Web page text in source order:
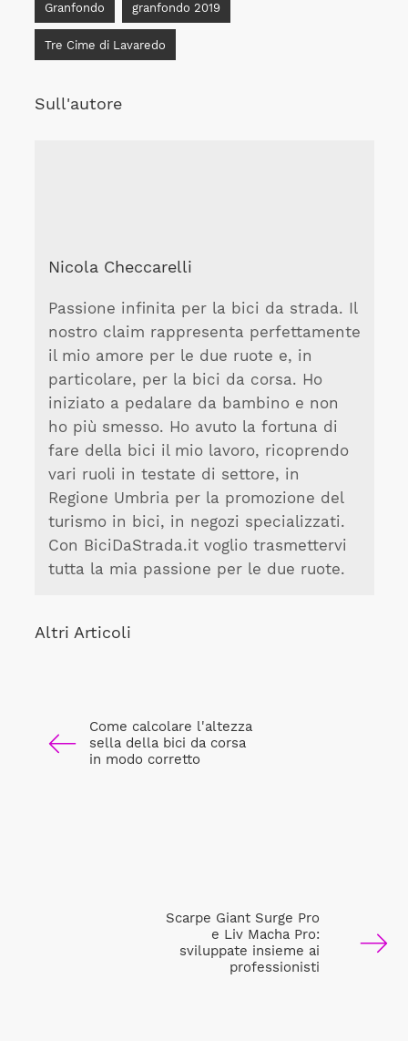
Granfondo granfondo 2019
Tre Cime di Lavaredo
Sull'autore
Nicola Checcarelli
Passione infinita per la bici da strada. Il
nostro claim rappresenta perfettamente
il mio amore per le due ruote e, in
particolare, per la bici da corsa. Ho
iniziato a pedalare da bambino e non
ho più smesso. Ho avuto la fortuna di
fare della bici il mio lavoro, ricoprendo
vari ruoli in testate di settore, in
Regione Umbria per la promozione del
turismo in bici, in negozi specializzati.
Con BiciDaStrada.it voglio trasmettervi
tutta la mia passione per le due ruote.
Altri Articoli
Come calcolare l'altezza
sella della bici da corsa
in modo corretto
Scarpe Giant Surge Pro
e Liv Macha Pro:
sviluppate insieme ai
professionisti